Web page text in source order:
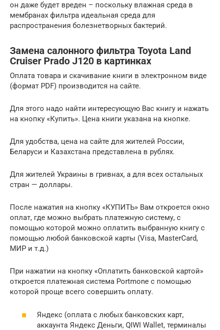
он даже будет вреден – поскольку влажная среда в
мембранах фильтра идеальная среда для
распространения болезнетворных бактерий.
Замена салонного фильтра Toyota Land
Cruiser Prado J120 в картинках
Оплата товара и скачивание книги в электронном виде
(формат PDF) производится на сайте.
Для этого надо найти интересующую Вас книгу и нажать
на кнопку «Купить». Цена книги указана на кнопке.
Для удобства, цена на сайте для жителей России,
Беларуси и Казахстана представлена в рублях.
Для жителей Украины в гривнах, а для всех остальных
стран — доллары.
После нажатия на кнопку «КУПИТЬ» Вам откроется окно
оплат, где можно выбрать платежную систему, с
помощью которой можно оплатить выбранную книгу с
помощью любой банковской карты (Visa, MasterCard,
МИР и т.д.)
При нажатии на кнопку «Оплатить банковской картой»
откроется платежная система Portmone с помощью
которой проще всего совершить оплату.
Яндекс (оплата с любых банковских карт,
аккаунта Яндекс Деньги, QIWI Wallet, терминалы